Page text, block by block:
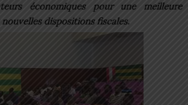
économiques pour une meilleure
dispositions fiscales.